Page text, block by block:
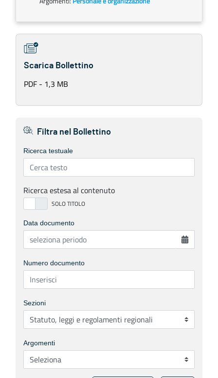
Scarica Bollettino
PDF - 1,3 MB
Filtra nel Bollettino
Ricerca testuale
Ricerca estesa al contenuto
Data documento
Numero documento
Sezioni
Argomenti